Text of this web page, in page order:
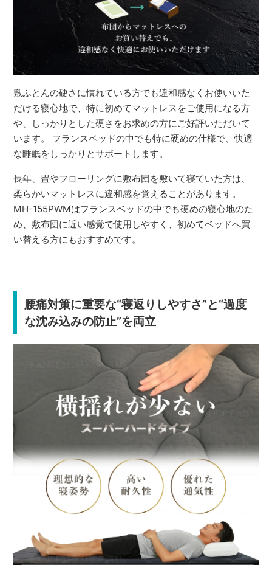
敷ふとんの硬さに慣れている方でも違和感なくお使いいた
だける寝心地で、特に初めてマットレスをご使用になる方
や、しっかりとした硬さをお求めの方にご好評いただいて
います。 フランスベッドの中でも特に硬めの仕様で、快適
な睡眠をしっかりとサポートします。
長年、畳やフローリングに敷布団を敷いて寝ていた方は、
柔らかいマットレスに違和感を覚えることがあります。
MH-155PWMはフランスベッドの中でも硬めの寝心地のた
め、敷布団に近い感覚で使用しやすく、初めてベッドへ買
い替える方にもおすすめです。
腰痛対策に重要な“寝返りしやすさ”と“過度
な沈み込みの防止”を両立